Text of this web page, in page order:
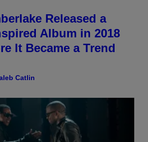
Released a
Album in 2018
It Became a Trend
Catlin